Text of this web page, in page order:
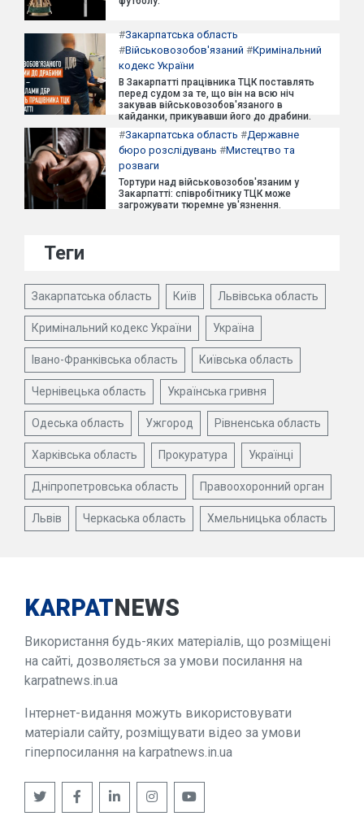
#Закарпатська область
#Військовозобов'язаний #Кримінальний
кодекс України
В Закарпатті працівника ТЦК поставлять
перед судом за те, що він на всю ніч
закував військовозобов'язаного в
кайданки, прикувавши його до драбини.
#Закарпатська область #Державне
бюро розслідувань #Мистецтво та
розваги
Тортури над військовозобов'язаним у
Закарпатті: співробітнику ТЦК може
загрожувати тюремне ув'язнення.
Теги
Закарпатська область Київ Львівська область
Кримінальний кодекс України Україна
Івано-Франківська область Київська область
Чернівецька область Українська гривня
Одеська область Ужгород Рівненська область
Харківська область Прокуратура Українці
Дніпропетровська область Правоохоронний орган
Львів Черкаська область Хмельницька область
KARPATNEWS
Використання будь-яких матеріалів, що розміщені
на сайті, дозволяється за умови посилання на
karpatnews.in.ua
Інтернет-видання можуть використовувати
матеріали сайту, розміщувати відео за умови
гіперпосилання на karpatnews.in.ua